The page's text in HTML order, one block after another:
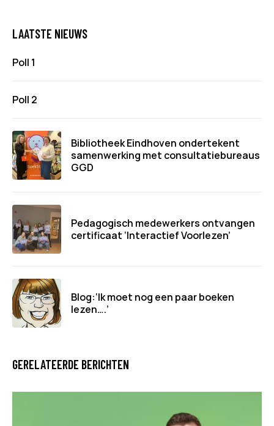
LAATSTE NIEUWS
Poll 1
Poll 2
Bibliotheek Eindhoven ondertekent
samenwerking met consultatiebureaus
GGD
Pedagogisch medewerkers ontvangen
certificaat ‘Interactief Voorlezen’
Blog:‘Ik moet nog een paar boeken
lezen….’
GERELATEERDE BERICHTEN